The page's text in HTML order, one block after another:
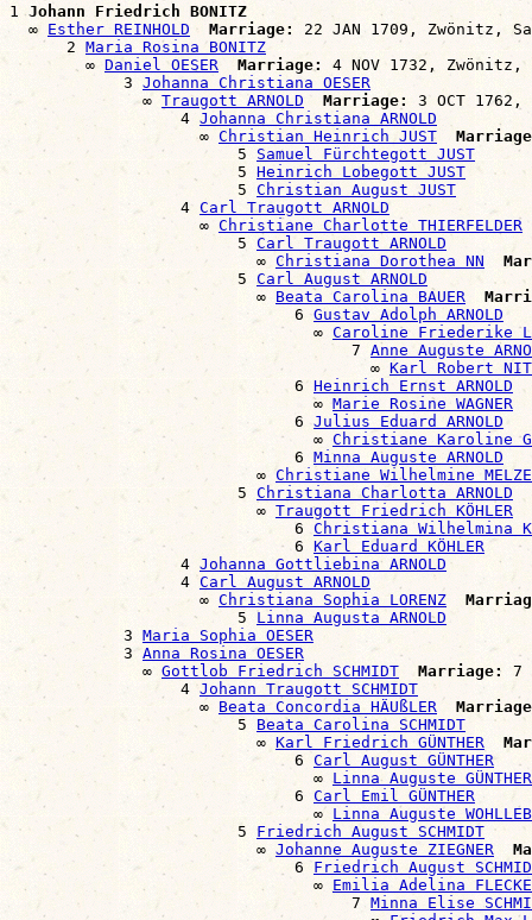
1 Johann Friedrich BONITZ
  ∞
Esther REINHOLD Marriage:
22 JAN 1709, Zwönitz,
      2
Maria Rosina BONITZ
        ∞
Daniel OESER Marriage:
4 NOV 1732, Zwönitz,
            3
Johanna Christiana OESER
              ∞
Traugott ARNOLD Marriage:
3 OCT
                  4
Johanna Christiana ARNOLD
                    ∞
Christian Heinrich JUST
                        5
Samuel Fürchtegott JUST
                        5
Heinrich Lobegott JUST
                        5
Christian August JUST
                  4
Carl Traugott ARNOLD
                    ∞
Christiane Charlotte THIERFELDER
                        5
Carl Traugott ARNOLD
                          ∞
Christiana Dorothea NN
                        5
Carl August ARNOLD
                          ∞
Beata Carolina BAUER
                              6
Gustav Adolph ARNOLD
                                ∞
Caroline Friederike
                                    7
Anne Auguste
                                      ∞
Karl Robert
                              6
Heinrich Ernst ARNOLD
                                ∞
Marie Rosine WAGNER
                              6
Julius Eduard ARNOLD
                                ∞
Christiane Karoline
                              6
Minna Auguste ARNOLD
                          ∞
Christiane Wilhelmine
                        5
Christiana Charlotta ARNOLD
                          ∞
Traugott Friedrich KÖHLER
                              6
Christiana Wilhelmina
                              6
Karl Eduard KÖHLER
                  4
Johanna Gottliebina ARNOLD
                  4
Carl August ARNOLD
                    ∞
Christiana Sophia LORENZ
                        5
Linna Augusta ARNOLD
            3
Maria Sophia OESER
            3
Anna Rosina OESER
              ∞
Gottlob Friedrich SCHMIDT Marriage:
7
                  4
Johann Traugott SCHMIDT
                    ∞
Beata Concordia HÄUßLER
                        5
Beata Carolina SCHMIDT
                          ∞
Karl Friedrich GÜNTHER
                              6
Carl August GÜNTHER
                                ∞
Linna Auguste GÜNTHER
                              6
Carl Emil GÜNTHER
                                ∞
Linna Auguste
                        5
Friedrich August SCHMIDT
                          ∞
Johanne Auguste ZIEGNER
                              6
Friedrich August
                                ∞
Emilia Adelina
                                    7
Minna Elise